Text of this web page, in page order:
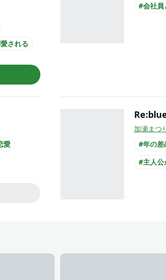
される
#会社員
愛
加瀬まつ
#年の差
#主人公